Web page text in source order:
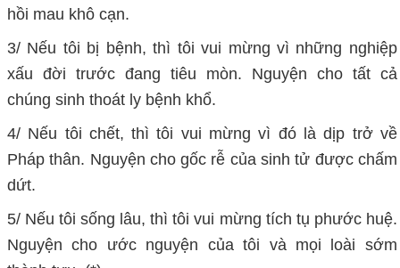
hồi mau khô cạn.
3/ Nếu tôi bị bệnh, thì tôi vui mừng vì những nghiệp
xấu đời trước đang tiêu mòn. Nguyện cho tất cả
chúng sinh thoát ly bệnh khổ.
4/ Nếu tôi chết, thì tôi vui mừng vì đó là dịp trở về
Pháp thân. Nguyện cho gốc rễ của sinh tử được chấm
dứt.
5/ Nếu tôi sống lâu, thì tôi vui mừng tích tụ phước huệ.
Nguyện cho ước nguyện của tôi và mọi loài sớm